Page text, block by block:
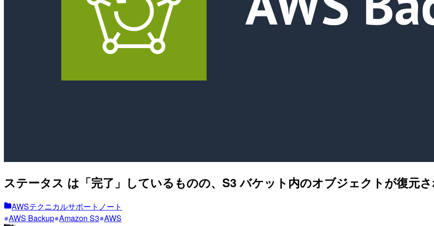
ステータス は「完了」しているものの、S3 バケット内のオブジェクトが復元
AWSテクニカルサポートノート
AWS Backup Amazon S3 AWS